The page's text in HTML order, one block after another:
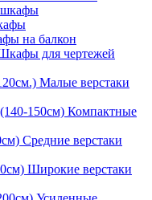
на балкон
для чертежей
Малые верстаки
Компактные
Средние верстаки
Широкие верстаки